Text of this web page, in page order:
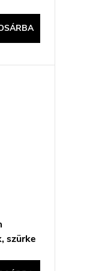
szürke